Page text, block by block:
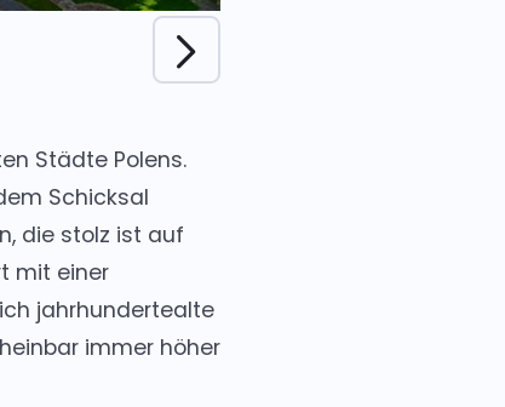
Städte Polens.
Schicksal
die stolz ist auf
mit einer
jahrhundertealte
immer höher